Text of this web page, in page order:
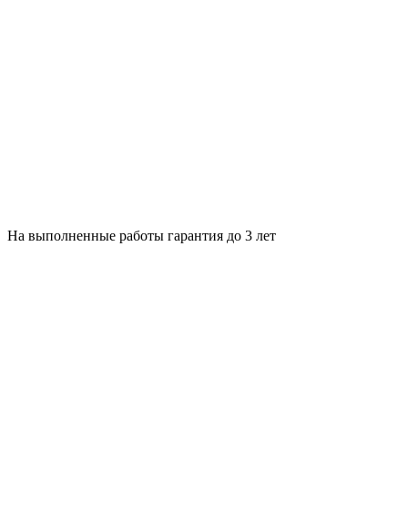
На выполненные работы гарантия до 3 лет